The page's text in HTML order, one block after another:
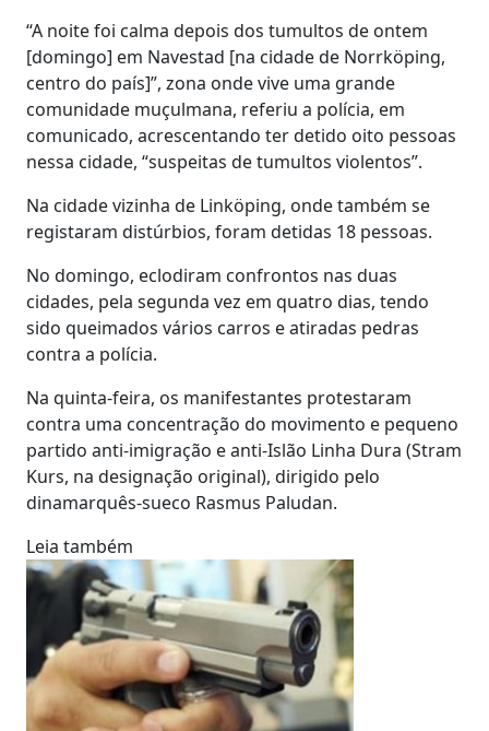
“A noite foi calma depois dos tumultos de ontem
[domingo] em Navestad [na cidade de Norrköping,
centro do país]”, zona onde vive uma grande
comunidade muçulmana, referiu a polícia, em
comunicado, acrescentando ter detido oito pessoas
nessa cidade, “suspeitas de tumultos violentos”.
Na cidade vizinha de Linköping, onde também se
registaram distúrbios, foram detidas 18 pessoas.
No domingo, eclodiram confrontos nas duas
cidades, pela segunda vez em quatro dias, tendo
sido queimados vários carros e atiradas pedras
contra a polícia.
Na quinta-feira, os manifestantes protestaram
contra uma concentração do movimento e pequeno
partido anti-imigração e anti-Islão Linha Dura (Stram
Kurs, na designação original), dirigido pelo
dinamarquês-sueco Rasmus Paludan.
Leia também